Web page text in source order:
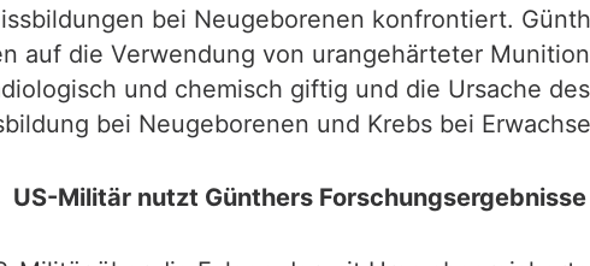
bei Neugeborenen konfrontiert.
auf die Verwendung von urangehärteter
und chemisch giftig und die Ursache
bei Neugeborenen und Krebs bei
US-Militär nutzt Günthers Forschungsergebnisse